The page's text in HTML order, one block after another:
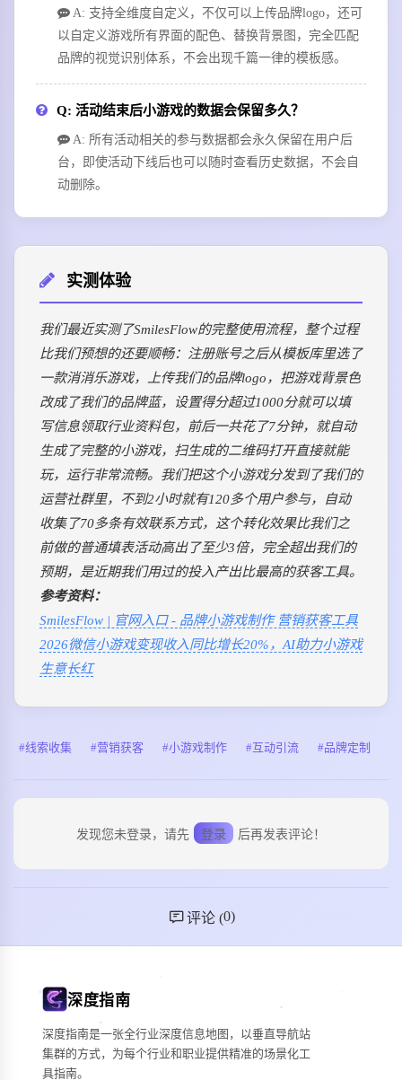
A: 支持全维度自定义，不仅可以上传品牌logo，还可
以自定义游戏所有界面的配色、替换背景图，完全匹配
品牌的视觉识别体系，不会出现千篇一律的模板感。
Q: 活动结束后小游戏的数据会保留多久？
A: 所有活动相关的参与数据都会永久保留在用户后
台，即使活动下线后也可以随时查看历史数据，不会自
动删除。
实测体验
我们最近实测了SmilesFlow的完整使用流程，整个过程
比我们预想的还要顺畅：注册账号之后从模板库里选了
一款消消乐游戏，上传我们的品牌logo，把游戏背景色
改成了我们的品牌蓝，设置得分超过1000分就可以填
写信息领取行业资料包，前后一共花了7分钟，就自动
生成了完整的小游戏，扫生成的二维码打开直接就能
玩，运行非常流畅。我们把这个小游戏分发到了我们的
运营社群里，不到2小时就有120多个用户参与，自动
收集了70多条有效联系方式，这个转化效果比我们之
前做的普通填表活动高出了至少3倍，完全超出我们的
预期，是近期我们用过的投入产出比最高的获客工具。
参考资料：
SmilesFlow | 官网入口 - 品牌小游戏制作 营销获客工具
2026微信小游戏变现收入同比增长20%，AI助力小游戏
生意长红
线索收集 营销获客 小游戏制作 互动引流 品牌定制
发现您未登录，请先 登录 后再发表评论！
评论 (0)
深度指南
深度指南是一张全行业深度信息地图，以垂直导航站
集群的方式，为每个行业和职业提供精准的场景化工
具指南。